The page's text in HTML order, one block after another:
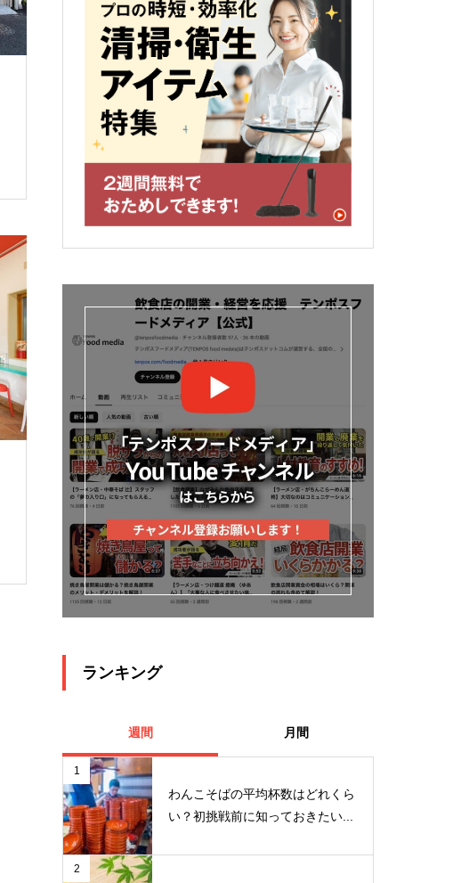
ランキング
週間 月間
1
わんこそばの平均杯数はどれくら
い？初挑戦前に知っておきたい...
2